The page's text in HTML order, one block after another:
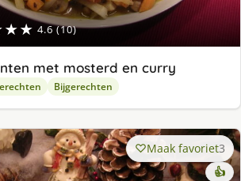
4.6 (10)
met mosterd en curry
Bijgerechten
Maak favoriet3
👍